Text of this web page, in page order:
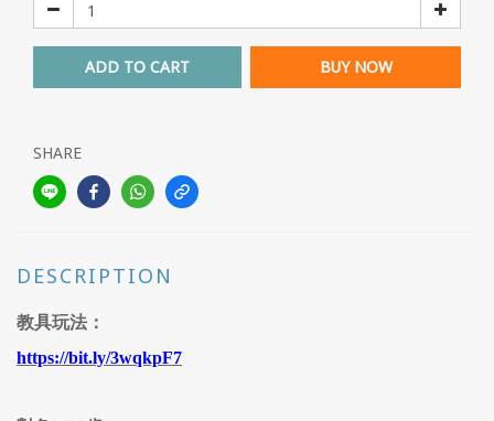
ADD TO CART BUY NOW
SHARE
DESCRIPTION
教具玩法：
https://bit.ly/3wqkpF7